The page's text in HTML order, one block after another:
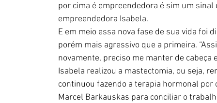
por cima é empreendedora é sim um
empreendedora Isabela.
E em meio essa nova fase de sua vida foi
porém mais agressivo que a primeira.
novamente, preciso me manter de
Isabela realizou a mastectomia, ou seja,
continuou fazendo a terapia hormonal por
Marcel Barkauskas para conciliar o